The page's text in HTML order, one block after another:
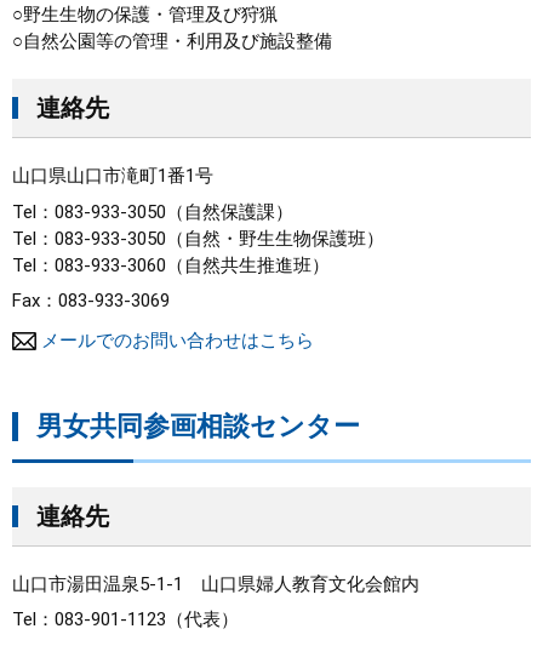
○野生生物の保護・管理及び狩猟
○自然公園等の管理・利用及び施設整備
連絡先
山口県山口市滝町1番1号
Tel：083-933-3050
自然保護課
Tel：083-933-3050
自然・野生生物保護班
Tel：083-933-3060
自然共生推進班
Fax：083-933-3069
メールでのお問い合わせはこちら
男女共同参画相談センター
連絡先
山口市湯田温泉5-1-1 山口県婦人教育文化会館内
Tel：083-901-1123
代表